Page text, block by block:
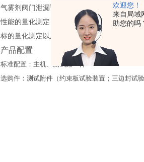
欢迎您！
来自局域
助您的吗
气雾剂阀门泄漏试验仪适用于各种热封、粘
性能的量化测定，各种塑料防盗瓶盖密封性
标的量化测定以及其它密封件的气密性测试。
产品配置
标准配置：主机、测试架一件
选购件：测试附件（约束板试验装置；三边封试